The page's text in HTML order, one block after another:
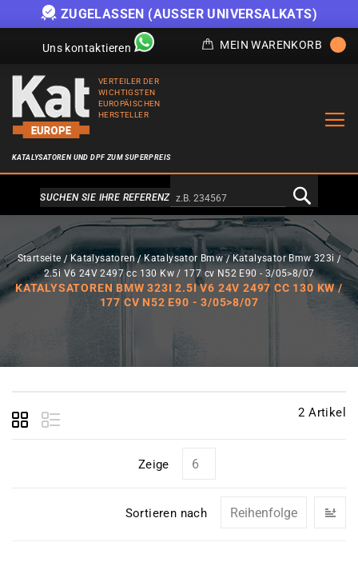
ZUGELASSEN (AUSSER UNIVERSALKATS)
Uns kontaktieren MEIN WARENKORB
VERTEILER DER
WICHTIGSTEN
EUROPÄISCHEN
HERSTELLER
KATALYSATOREN UND DPF ZUM SUPERPREIS
Alternativa a Doofinder
SUCHEN SIE IHRE REFERENZ
Startseite Katalysatoren Katalysator Bmw
Katalysator Bmw 323i
2.5i V6 24V 2497 cc 130 Kw / 177 cv N52 E90 - 3/05>8/07
KATALYSATOREN BMW 323I 2.5I V6 24V 2497 CC 130 KW /
177 CV N52 E90 - 3/05>8/07
2 Artikel
Zeige
Sortieren nach